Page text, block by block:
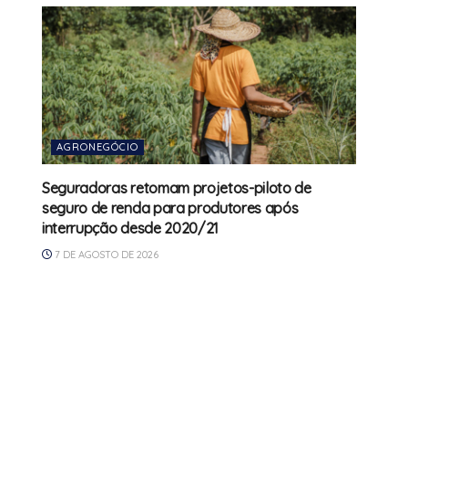
AGRONEGÓCIO
Seguradoras retomam projetos-piloto de
seguro de renda para produtores após
interrupção desde 2020/21
7 DE AGOSTO DE 2026